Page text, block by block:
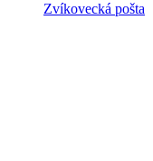
Zvíkovecká pošta